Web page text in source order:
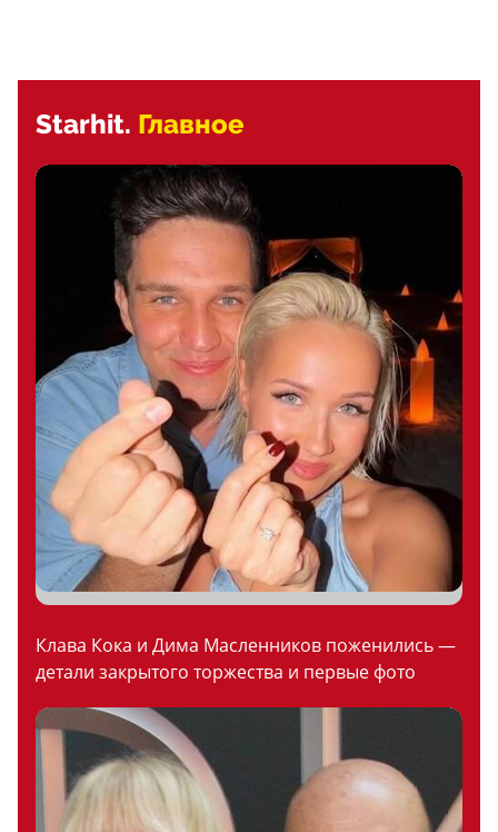
Starhit. Главное
Клава Кока и Дима Масленников поженились —
детали закрытого торжества и первые фото